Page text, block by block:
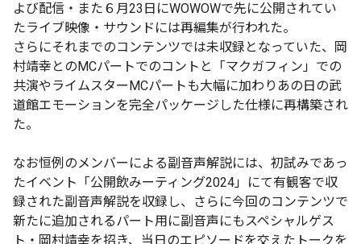
よび配信・また６月23日にWOWOWで先に公開されてい
たライブ映像・サウンドには再編集が行われた。
さらにそれまでのコンテンツでは未収録となっていた、岡
村靖幸とのMCパートでのコントと「マクガフィン」での
共演やライムスターMCパートも大幅に加わりあの日の武
道館エモーションを完全パッケージした仕様に再構築され
た。
なお恒例のメンバーによる副音声解説には、初試みであっ
たイベント「公開飲みーティング2024」にて有観客で収
録された副音声解説を収録し、さらに今回のコンテンツで
新たに追加されるパート用に副音声にもスペシャルゲス
ト・岡村靖幸を招き、当日のエピソードを交えたトークを